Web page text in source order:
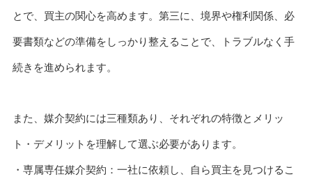
とで、買主の関心を高めます。第三に、境界や権利関係、必
要書類などの準備をしっかり整えることで、トラブルなく手
続きを進められます。
また、媒介契約には三種類あり、それぞれの特徴とメリッ
ト・デメリットを理解して選ぶ必要があります。
・専属専任媒介契約：一社に依頼し、自ら買主を見つけるこ